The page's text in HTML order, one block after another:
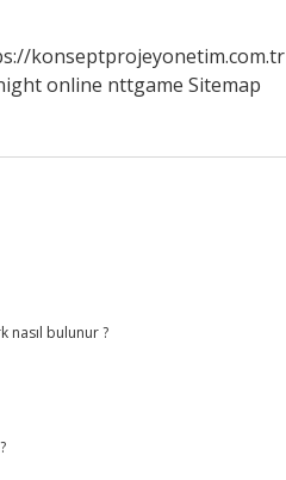
konseptprojeyonetim.com.tr
online nttgame Sitemap
nasıl bulunur ?